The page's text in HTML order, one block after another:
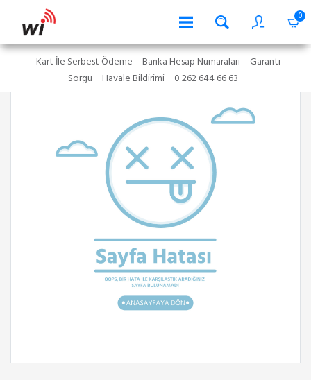
0
Kart İle Serbest Ödeme Banka Hesap Numaraları
Garanti
Sorgu
Havale Bildirimi 0 262 644 66 63